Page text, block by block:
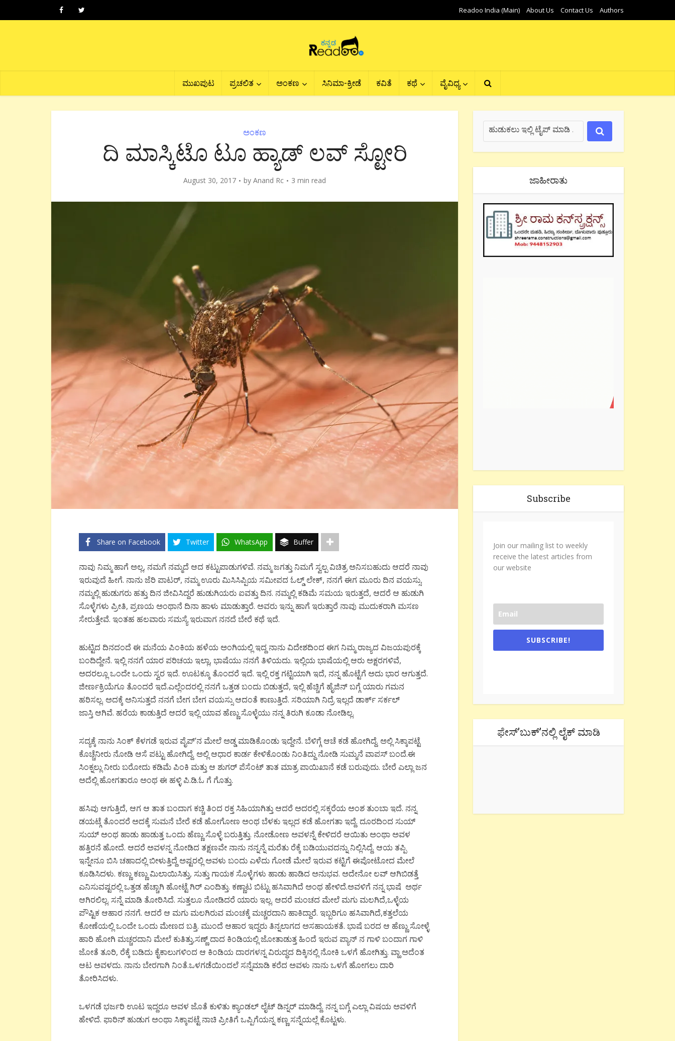
Readoo India (Main) About Us Contact Us Authors
ಮುಖಪುಟ ಪ್ರಚಲಿತ ಅಂಕಣ ಸಿನಿಮಾ-ಕ್ರೀಡೆ ಕವಿತೆ ಕಥೆ ವೈವಿಧ್ಯ
ಅಂಕಣ
ದಿ ಮಾಸ್ಕಿಟೊ ಟೂ ಹ್ಯಾಡ್ ಲವ್ ಸ್ಟೋರಿ
August 30, 2017 by Anand Rc 3 min read
Share on Facebook Twitter WhatsApp Buffer
ನಾವು ನಿಮ್ಮ ಹಾಗೆ ಅಲ್ಲ, ನಮಗೆ ನಮ್ಮದೆ ಆದ ಕಟ್ಟುಪಾಡುಗಳಿವೆ. ನಮ್ಮಜಗತ್ತುನಿಮಗೆ ಸ್ವಲ್ಪವಿಚಿತ್ರ ಅನಿಸಬಹುದು ಆದರೆ ನಾವು
ಇರುವುದೆ ಹೀಗೆ. ನಾನುಜೆರಿ ಪಾಟರ್, ನಮ್ಮ ಊರುಮಿಸಿಸಿಪ್ಪಿಯಸಮೀಪದ ಓಲ್ಡ್ಲೇಕ್, ನನಗೆ ಈಗ ಮೂರು ದಿನ ವಯಸ್ಸು.
ನಮ್ಮಲ್ಲಿ ಹುಡುಗರು ಹತ್ತು ದಿನ ಜೀವಿಸಿದ್ದರೆ ಹುಡುಗಿಯರು ಐವತ್ತು ದಿನ. ನಮ್ಮಲ್ಲಿ ಕಡಿಮೆಸಮಯಇರುತ್ತದೆ, ಆದರೆ ಆ ಹುಡುಗಿ
ಸೊಳ್ಳೆಗಳು ಪ್ರೀತಿ, ಪ್ರಣಯ ಅಂಥಾನೆ ದಿನಾ ಹಾಳು ಮಾಡುತ್ತಾರೆ. ಅವರುಇನ್ನು ಹಾಗೆ ಇರುತ್ತಾರೆ ನಾವು ಮುದುಕರಾಗಿ ಮಸಣ
ಸೇರುತ್ತೇವೆ. ಇಂತಹ ಹಲವಾರುಸಮಸ್ಯೆಇರುವಾಗ ನನದೆ ಬೇರೆ ಕಥೆ ಇದೆ.
ಹುಟ್ಟಿದ ದಿನದಂದೆ ಈ ಮನೆಯಪಿಂಕಿಯ ಹಳೆಯ ಅಂಗಿಯಲ್ಲಿಇದ್ದ ನಾನುವಿದೇಶದಿಂದ ಈಗ ನಿಮ್ಮ ರಾಜ್ಯದ ವಿಜಯಪುರಕ್ಕೆ
ಬಂದಿದ್ದೇನೆ. ಇಲ್ಲಿ ನನಗೆ ಯಾರ ಪರಿಚಯಇಲ್ಲಾ, ಭಾಷೆಯು ನನಗೆ ತಿಳಿಯದು. ಇಲ್ಲಿಯಭಾಷೆಯಲ್ಲಿ ಆರು ಅಕ್ಷರಗಳಿವೆ,
ಅದರಲ್ಲೂ ಒಂದೇಒಂದುಸ್ವರಇದೆ. ಊಟಕ್ಕೂ ತೊಂದರೆಇದೆ. ಇಲ್ಲಿ ರಕ್ತ ಗಟ್ಟಿಯಾಗಿ ಇದೆ, ನನ್ನ ಹೊಟ್ಟೆಗೆ ಅದುಭಾರ ಆಗುತ್ತದೆ.
ಜೀರ್ಣಕ್ರಿಯೆಗೂ ತೊಂದರೆಇದೆ.ಎಲ್ಲೆಂದರಲ್ಲಿ ನನಗೆ ಒತ್ತಡಬಂದುಬಿಡುತ್ತದೆ, ಇಲ್ಲಿ ಹೆಚ್ಚಿಗೆ ಹೈಜಿನ್ಬಗ್ಗೆ ಯಾರು ಗಮನ
ಹರಿಸಲ್ಲ. ಅದಕ್ಕೆ ಅನಿಸುತ್ತದೆ ನನಗೆ ಬೇಗ ಬೇಗ ವಯಸ್ಸು ಆದಂತೆ ಕಾಣುತ್ತಿದೆ. ಸರಿಯಾಗಿ ನಿದ್ರೆಇಲ್ಲದೆ ಡಾರ್ಕ್ಸರ್ಕಲ್
ಜಾಸ್ತಿ ಆಗಿವೆ. ಹರೆಯ ಕಾಡುತ್ತಿದೆ ಆದರೆಇಲ್ಲಿ ಯಾವ ಹೆಣ್ಣುಸೊಳ್ಳೆಯು ನನ್ನತಿರುಗಿ ಕೂಡಾ ನೋಡಿಲ್ಲ.
ಸದ್ಯಕ್ಕೆ ನಾನುಸಿಂಕ್ ಕೆಳಗಡೆಇರುವ ಪೈಪ್’ನ ಮೇಲೆ ಅಡ್ಡ ಮಾಡಿಕೊಂಡುಇದ್ದೇನೆ. ಬೆಳಿಗ್ಗೆ ಆಚೆ ಕಡೆ ಹೋಗಿದ್ದೆ. ಅಲ್ಲಿಸಿಕ್ಕಾಪಟ್ಟೆ
ಕೊಚ್ಚೆನೀರು ನೋಡಿ ಆಸೆ ಪಟ್ಟು ಹೋಗಿದ್ದೆ. ಅಲ್ಲಿ ಆಧಾರ ಕಾರ್ಡ ಕೇಳಿಕೊಂಡುನಿಂತಿದ್ದು ನೋಡಿಸುಮ್ಮನೆ ವಾಪಸ್ಬಂದೆ.ಈ
ಸಿಂಕ್ನಲ್ಲುನೀರುಬರೋದು ಕಡಿಮೆಪಿಂಕಿ ಮತ್ತು ಆ ಶುಗರ್ ಪೆಸೆಂಟ್ತಾತ ಮಾತ್ರ ಪಾಯಿಖಾನೆ ಕಡೆಬರುವುದು. ಬೇರೆಎಲ್ಲಾಜನ
ಅದೆಲ್ಲಿ ಹೋಗತಾರೂ ಅಂಥ ಈ ಹಳ್ಳಿಪಿ.ಡಿ.ಓ ಗೆ ಗೊತ್ತು.
ಹಸಿವು ಆಗುತ್ತಿದೆ, ಆಗ ಆ ತಾತ ಬಂದಾಗ ಕಚ್ಚಿತಿಂದ ರಕ್ತಸಿಹಿಯಾಗಿತ್ತು ಆದರೆ ಅದರಲ್ಲಿಸಕ್ಕರೆಯ ಅಂಶತುಂಬಾಇದೆ. ನನ್ನ
ಡಯಟ್ಗೆ ತೊಂದರೆ ಅದಕ್ಕೆ ಸುಮನೆ ಬೇರೆ ಕಡೆ ಹೋಗೋಣ ಅಂಥ ಬೆಳಕುಇಲ್ಲದ ಕಡೆ ಹೋಗತಾಇದ್ದೆ. ದೂರದಿಂದ ಸುಯ್
ಸುಯ್ ಅಂಥ ಹಾಡು ಹಾಡುತ್ತ ಒಂದು ಹೆಣ್ಣುಸೊಳ್ಳೆಬರುತ್ತಿತ್ತು. ನೋಡೋಣ ಅವಳನ್ನೆ ಕೇಳಿದರೆ ಆಯಿತು ಅಂಥಾ ಅವಳ
ಹತ್ತಿರನೆ ಹೋದೆ. ಆದರೆ ಅವಳನ್ನ ನೋಡಿದ ತಕ್ಷಣವೇ ನಾನು ನನ್ನನ್ನೆ ಮರೆತು ರೆಕ್ಕೆ ಬಡಿಯುವದನ್ನುನಿಲ್ಲಿಸಿದ್ದೆ. ಆಯತಪ್ಪಿ
ಇನ್ನೇನೂ ಬಿಸಿಚಹಾದಲ್ಲಿಬೀಳುತ್ತಿದ್ದೆ ಅಷ್ಟರಲ್ಲಿ ಅವಳು ಬಂದುಎಳೆದು ಗೋಡೆ ಮೇಲೆಇರುವ ಕಟ್ಟಿಗೆ ಈಪೋಟೋದ ಮೇಲೆ
ಕೂಡಿಸಿದಳು. ಕಣ್ಣು ಕಣ್ಣುಮಿಲಾಯಿಸಿತ್ತು, ಸುತ್ತು ಗಾಯಕಸೊಳ್ಳೆಗಳು ಹಾಡು ಹಾಡಿದ ಅನುಭವ. ಅದೇನೋಲವ್ ಆಗಿಬಿಡತ್ತೆ
ಎನಿಸುವಷ್ಟರಲ್ಲಿಒತ್ತಡ ಹೆಚ್ಚಾಗಿ ಹೋಟ್ಟೆ ಗಿರ್ಎಂದಿತ್ತು. ಕಣ್ಣಾಟ ಬಿಟ್ಟು ಹಸಿವಾಗಿದೆ ಅಂಥ ಹೇಳಿದೆ.ಅವಳಿಗೆ ನನ್ನಭಾಷೆ ಅರ್ಥ
ಆಗಿರಲಿಲ್ಲ. ಸನ್ನೆ ಮಾಡಿತೋರಿಸಿದೆ. ಸುತ್ತಲೂ ನೋಡಿದರೆ ಯಾರುಇಲ್ಲ. ಆದರೆ ಮಂಚದ ಮೇಲೆ ಮಗು ಮಲಗಿದೆ,ಒಳ್ಳೆಯ
ಪೌಷ್ಟಿಕ ಆಹಾರ ನನಗೆ. ಆದರೆ ಆ ಮಗು ಮಲಗಿರುವ ಮಂಚಕ್ಕೆ ಮಚ್ಚರದಾನಿ ಹಾಕಿದ್ದಾರೆ. ಇಬ್ಬರಿಗೂ ಹಸಿವಾಗಿದೆ,ಕತ್ತಲೆಯ
ಕೋಣೆಯಲ್ಲಿಒಂದೇಒಂದು ಮೇಣದ ಬತ್ತಿ. ಮುಂದೆ ಆಹಾರಇದ್ದರುತಿನ್ನಲಾಗದ ಅಸಹಾಯಕತೆ. ಭಾಷೆ ಬರದ ಆ ಹೆಣ್ಣುಸೋಳ್ಳೆ
ಹಾರಿ ಹೋಗಿ ಮಚ್ಚರದಾನಿ ಮೇಲೆ ಕುತಿತ್ತು,ಸಣ್ಣ್ ದಾದ ಕಿಂಡಿಯಲ್ಲಿಜೋತಾಡುತ್ತ ಹಿಂದೆ ಇರುವ ಪ್ಯಾನ್ ನ ಗಾಳಿಬಂದಾಗ ಗಾಳಿ
ಜೋತೆ ತೂರಿ, ರೆಕ್ಕೆ ಬಡಿದು ಕೈಕಾಲುಗಳಿಂದ ಆ ಕಿಂಡಿಯ ದಾರಗಳನ್ನವಿರುದ್ಧದ ದಿಕ್ಕಿನಲ್ಲಿ ನೋಕಿಒಳಗೆ ಹೋಗಿತ್ತು. ವ್ಹಾ ಅದೆಂತ
ಆಟ ಅವಳದು. ನಾನುಬೇರಗಾಗಿ ನಿಂತೆ.ಒಳಗಡೆಯಿಂದಲೆಸನ್ನೆಮಾಡಿ ಕರೆದ ಅವಳು ನಾನುಒಳಗೆ ಹೋಗಲು ದಾರಿ
ತೋರಿಸಿದಳು.
ಒಳಗಡೆಭರ್ಜರಿ ಊಟ ಇದ್ದರೂ ಅವಳ ಜೊತೆ ಕುಳಿತು ಕ್ಯಾಂಡಲ್ಲೈಟ್ ಡಿನ್ನರ್ ಮಾಡಿದ್ದೆ. ನನ್ನಬಗ್ಗೆ ಎಲ್ಲಾವಿಷಯ ಅವಳಿಗೆ
ಹೇಳಿದೆ. ಫಾರಿನ್ ಹುಡುಗ ಅಂಥಾಸಿಕ್ಕಾಪಟ್ಟೆ ನಾಚಿಪ್ರೀತಿಗೆ ಒಪ್ಪಿಗೆಯನ್ನ ಕಣ್ಣ ಸನ್ನೆಯಲ್ಲೆ ಕೊಟ್ಟಳು.
ಜಾಹೀರಾತು
Subscribe
Join our mailing list to weekly
receive the latest articles from
our website
SUBSCRIBE!
ಫೇಸ್’ಬುಕ್’ನಲ್ಲಿ ಲೈಕ್ ಮಾಡಿ